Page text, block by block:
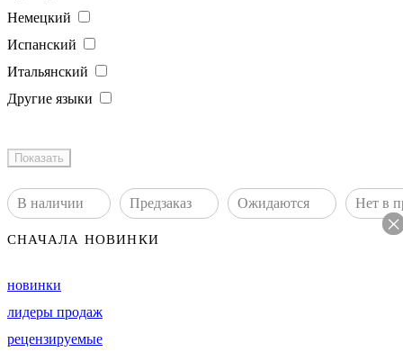
Немецкий
Испанский
Итальянский
Другие языки
в наличии предзаказ ожидаются нет в
СНАЧАЛА НОВИНКИ
новинки
лидеры продаж
рецензируемые